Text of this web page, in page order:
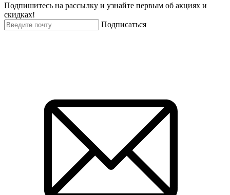
Подпишитесь на рассылку и узнайте первым об акциях и
скидках!
Подписаться